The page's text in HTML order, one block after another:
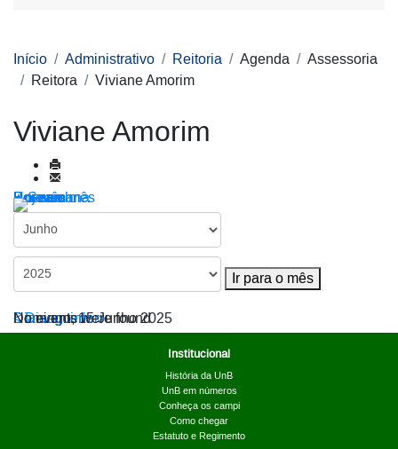
Início Administrativo Reitoria Agenda
Assessoria
Reitora
Viviane Amorim
Viviane Amorim
Por ano
Por mês
Por semana
Hoje
Ir para o mês
Ir para o mês
< Dia anterior
Domingo, 15 Junho 2025
Dia seguinte >
No events were found
Institucional
História da UnB
UnB em números
Conheça os campi
Como chegar
Estatuto e Regimento